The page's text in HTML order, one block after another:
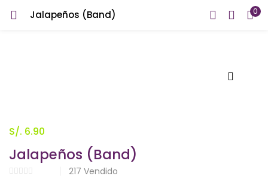
Jalapeños (Band) 0
INICIAR SESIÓN REGISTRARSE
Recuérdame
Jalapeños (Band)
217 Vendido
S/. 6.90